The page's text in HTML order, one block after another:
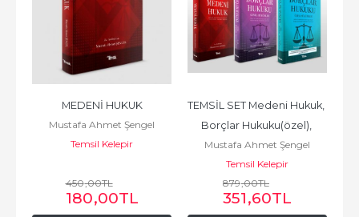
MEDENİ HUKUK
Mustafa Ahmet Şengel
Temsil Kelepir
450,00TL
180,00TL
TEMSİL SET Medeni Hukuk,
Borçlar Hukuku(özel),
Borçlar Hukuku(genel)
Mustafa Ahmet Şengel
Temsil Kelepir
879,00TL
351,60TL